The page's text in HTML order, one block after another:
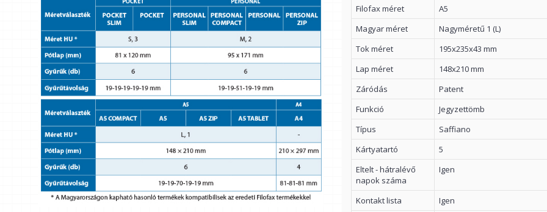
Filofax méret
A5
Magyar méret
Nagyméretű 1 (L)
Tok méret
195x235x43 mm
Lap méret
148x210 mm
Záródás
Patent
Funkció
Jegyzettömb
Típus
Saffiano
Kártyatartó
5
Eltelt - hátralévő
napok száma
Igen
Kontakt lista
Igen